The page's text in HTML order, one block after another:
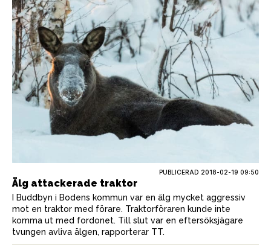
PUBLICERAD 2018-02-19 09:50
Älg attackerade traktor
I Buddbyn i Bodens kommun var en älg mycket aggressiv
mot en traktor med förare. Traktorföraren kunde inte
komma ut med fordonet. Till slut var en eftersöksjägare
tvungen avliva älgen, rapporterar TT.